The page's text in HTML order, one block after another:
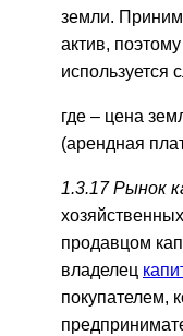
земли.
актив,
где – цена
(арендная
1.3.17 Рынок
продавцом
владелец
покупателем,